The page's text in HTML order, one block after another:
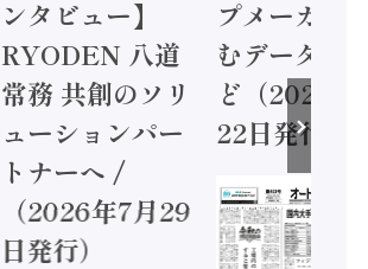
ンタビュー】
RYODEN 八道
常務 共創のソリ
ューションパー
トナーへ /
（2026年7月29
日発行）
プメーカー
むデータ活
ど（2026年
22日発行）